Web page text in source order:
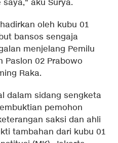
aku Surya.
oleh kubu 01
bansos sengaja
menjelang Pemilu
Paslon 02 Prabowo
Raka.
dalam sidang sengketa
pemohon
saksi dan ahli
tambahan dari kubu 01